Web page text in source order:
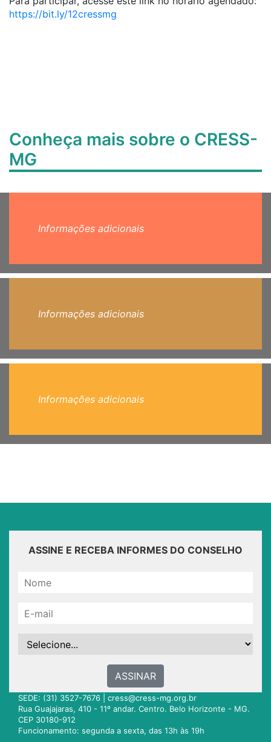
https://bit.ly/12cressmg
Conheça mais sobre o CRESS-
MG
Informações adicionais
Informações adicionais
Informações adicionais
ASSINE E RECEBA INFORMES DO CONSELHO
ASSINAR
SEDE: (31) 3527-7676 | cress@cress-mg.org.br
Rua Guajajaras, 410 - 11º andar. Centro. Belo Horizonte - MG.
CEP 30180-912
Funcionamento: segunda a sexta, das 13h às 19h